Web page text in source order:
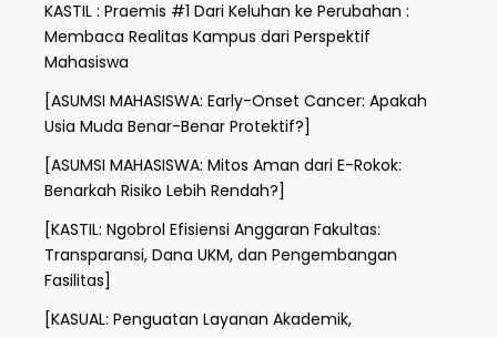
KASTIL : Praemis #1 Dari Keluhan ke Perubahan :
Membaca Realitas Kampus dari Perspektif
Mahasiswa
[ASUMSI MAHASISWA: Early-Onset Cancer: Apakah
Usia Muda Benar-Benar Protektif?]
[ASUMSI MAHASISWA: Mitos Aman dari E-Rokok:
Benarkah Risiko Lebih Rendah?]
[KASTIL: Ngobrol Efisiensi Anggaran Fakultas:
Transparansi, Dana UKM, dan Pengembangan
Fasilitas]
[KASUAL: Penguatan Layanan Akademik,